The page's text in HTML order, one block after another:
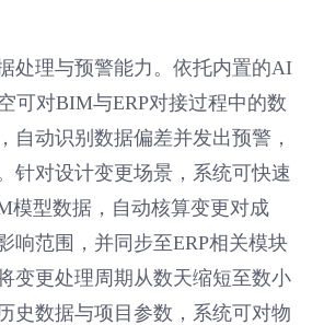
处理与预警能力。依托内置的AI
可对BIM与ERP对接过程中的数
自动识别数据偏差并发出预警，
针对设计变更场景，系统可快速
模型数据，自动核算变更对成
响范围，并同步至ERP相关模块
变更处理周期从数天缩短至数小
史数据与项目参数，系统可对物